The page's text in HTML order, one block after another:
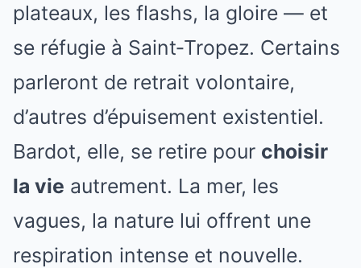
plateaux, les flashs, la gloire — et
se réfugie à Saint‑Tropez. Certains
parleront de retrait volontaire,
d’autres d’épuisement existentiel.
Bardot, elle, se retire pour choisir
la vie autrement. La mer, les
vagues, la nature lui offrent une
respiration intense et nouvelle.